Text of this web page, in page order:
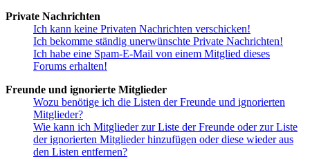
Private Nachrichten
Ich kann keine Privaten Nachrichten verschicken!
Ich bekomme ständig unerwünschte Private Nachrichten!
Ich habe eine Spam-E-Mail von einem Mitglied dieses
Forums erhalten!
Freunde und ignorierte Mitglieder
Wozu benötige ich die Listen der Freunde und ignorierten
Mitglieder?
Wie kann ich Mitglieder zur Liste der Freunde oder zur Liste
der ignorierten Mitglieder hinzufügen oder diese wieder aus
den Listen entfernen?